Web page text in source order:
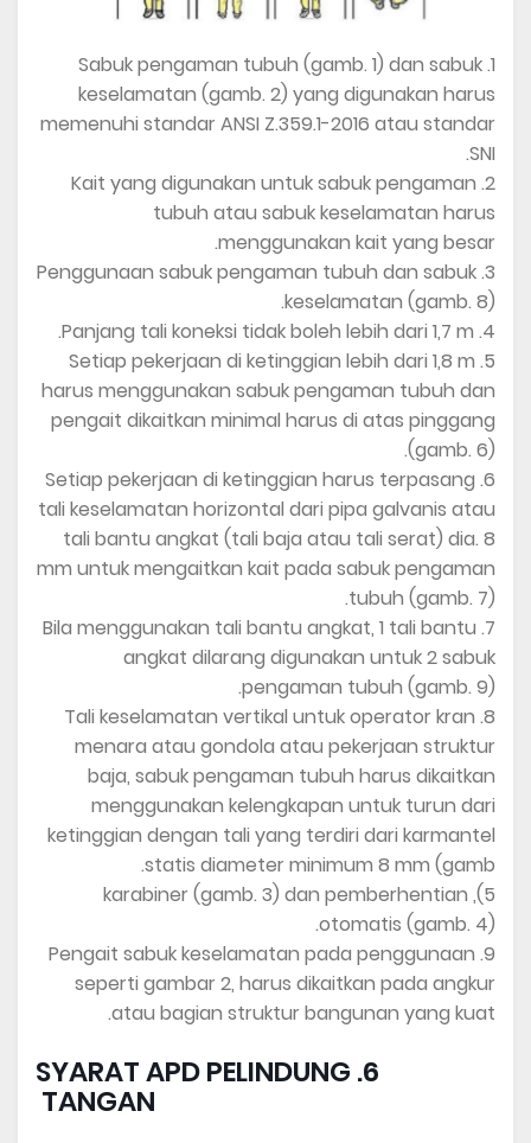
1. Sabuk pengaman tubuh (gamb. 1) dan sabuk
keselamatan (gamb. 2) yang digunakan harus
memenuhi standar ANSI Z.359.1-2016 atau standar
SNI.
2. Kait yang digunakan untuk sabuk pengaman
tubuh atau sabuk keselamatan harus
menggunakan kait yang besar.
3. Penggunaan sabuk pengaman tubuh dan sabuk
keselamatan (gamb. 8).
4. Panjang tali koneksi tidak boleh lebih dari 1,7 m.
5. Setiap pekerjaan di ketinggian lebih dari 1,8 m
harus menggunakan sabuk pengaman tubuh dan
pengait dikaitkan minimal harus di atas pinggang
(gamb. 6).
6. Setiap pekerjaan di ketinggian harus terpasang
tali keselamatan horizontal dari pipa galvanis atau
tali bantu angkat (tali baja atau tali serat) dia. 8
mm untuk mengaitkan kait pada sabuk pengaman
tubuh (gamb. 7).
7. Bila menggunakan tali bantu angkat, 1 tali bantu
angkat dilarang digunakan untuk 2 sabuk
pengaman tubuh (gamb. 9).
8. Tali keselamatan vertikal untuk operator kran
menara atau gondola atau pekerjaan struktur
baja, sabuk pengaman tubuh harus dikaitkan
menggunakan kelengkapan untuk turun dari
ketinggian dengan tali yang terdiri dari karmantel
statis diameter minimum 8 mm (gamb.
5), karabiner (gamb. 3) dan pemberhentian
otomatis (gamb. 4).
9. Pengait sabuk keselamatan pada penggunaan
seperti gambar 2, harus dikaitkan pada angkur
atau bagian struktur bangunan yang kuat.
6. SYARAT APD PELINDUNG
TANGAN